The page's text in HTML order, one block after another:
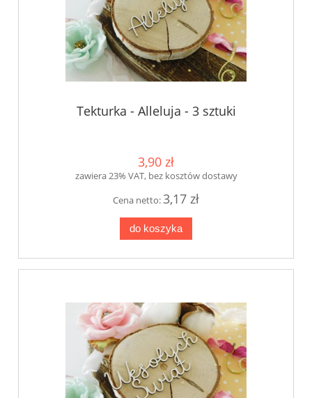
Tekturka - Alleluja - 3 sztuki
3,90 zł
zawiera 23% VAT, bez kosztów dostawy
Cena netto:3,17 zł
do koszyka